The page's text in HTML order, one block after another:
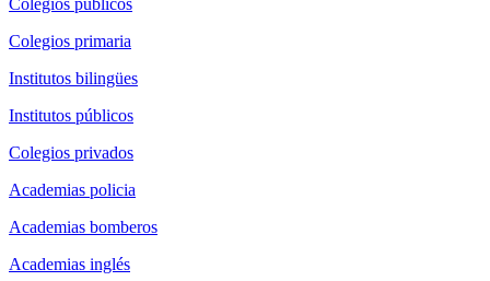
Colegios primaria
Institutos bilingües
Institutos públicos
Colegios privados
Academias policia
Academias bomberos
Academias inglés